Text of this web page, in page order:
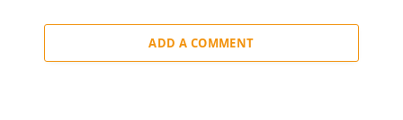
ADD A COMMENT